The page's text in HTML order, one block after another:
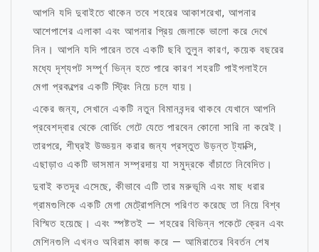
আপনি যদি দুবাইতে থাকেন তবে শহরের আকাশরেখা, আপনার
আশেপাশের এলাকা এবং আপনার প্রিয় জেলাকে ভালো করে দেখে
নিন। আপনি যদি পারেন তবে একটি ছবি তুলুন কারণ, কয়েক বছরের
মধ্যে দৃশ্যপট সম্পূর্ণ ভিন্ন হতে পারে কারণ শহরটি পাইপলাইনে
মেগা প্রকল্পের একটি স্ট্রিং নিয়ে চলে যায়।
একের জন্য, সেখানে একটি নতুন বিমানবন্দর থাকবে যেখানে আপনি
প্রবেশদ্বার থেকে বোর্ডিং গেটে যেতে পারবেন কোনো সারি না করেই।
তারপরে, শীঘ্রই উড্ডয়ন করার জন্য প্রস্তুত উড়ন্ত ট্যাক্সি,
এছাড়াও একটি ভাসমান সম্প্রদায় যা সমুদ্রকে বাঁচাতে নিবেদিত।
দুবাই কতদূর এসেছে, কীভাবে এটি তার মরুভূমি এবং মাছ ধরার
গ্রামগুলিকে একটি মেগা মেট্রোপলিসে পরিণত করেছে তা নিয়ে বিশ্ব
বিস্মিত হয়েছে। এবং স্পষ্টতই — শহরের বিভিন্ন পকেটে ক্রেন এবং
মেশিনগুলি এখনও অবিরাম কাজ করে — আমিরাতের বিবর্তন শেষ